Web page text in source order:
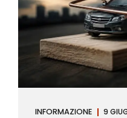
INFORMAZIONE 9